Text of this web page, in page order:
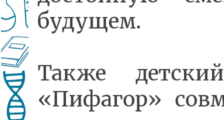
будущем.
Также
«Пифагор»